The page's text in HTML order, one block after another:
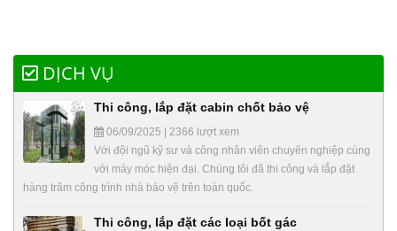
DỊCH VỤ
Thi công, lắp đặt cabin chốt bảo vệ
06/09/2025 | 2366 lượt xem
Với đội ngũ kỹ sư và công nhân viên chuyên nghiệp cùng
với máy móc hiện đại. Chúng tôi đã thi công và lắp đặt
hàng trăm công trình nhà bảo vệ trên toàn quốc.
Thi công, lắp đặt các loại bốt gác